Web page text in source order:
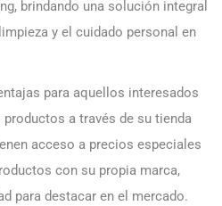
brindando una solución integral
y el cuidado personal en
para aquellos interesados
a través de su tienda
acceso a precios especiales
con su propia marca,
para destacar en el mercado.